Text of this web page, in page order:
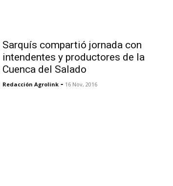
Sarquís compartió jornada con
intendentes y productores de la
Cuenca del Salado
Redacción Agrolink - 16 Nov, 2016